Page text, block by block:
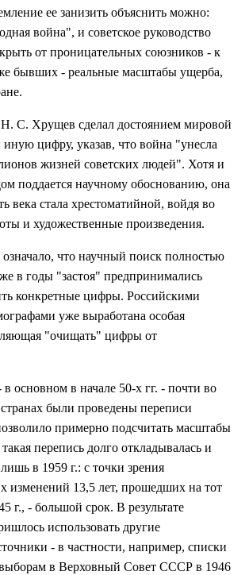
ее занизить объяснить можно:
война", и советское руководство
от проницательных союзников - к
бывших - реальные масштабы ущерба,
Н. С. Хрущев сделал достоянием мировой
цифру, указав, что война "унесла
жизней советских людей". Хотя и
поддается научному обоснованию, она
века стала хрестоматийной, войдя во
и художественные произведения.
что научный поиск полностью
в годы "застоя" предпринимались
конкретные цифры. Российскими
уже выработана особая
"очищать" цифры от
в начале 50-х гг. - почти во
были проведены переписи
примерно подсчитать масштабы
перепись долго откладывалась и
в 1959 г.: с точки зрения
изменений 13,5 лет, прошедших на тот
г., - большой срок. В результате
использовать другие
- в частности, например, списки
выборам в Верховный Совет СССР в 1946